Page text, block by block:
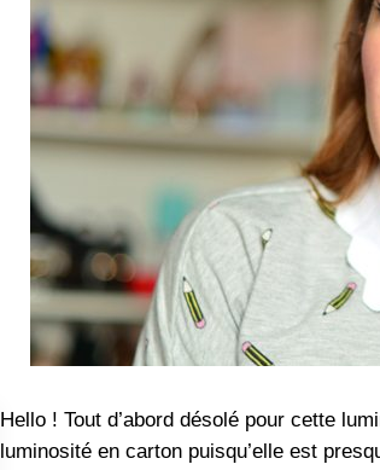
Hello ! Tout d’abord désolé pour cette
luminosité en carton puisqu’elle est